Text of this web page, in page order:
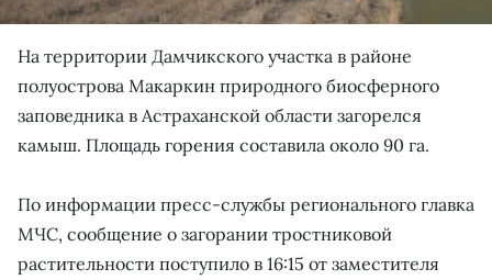
На территории Дамчикского участка в районе
полуострова Макаркин природного биосферного
заповедника в Астраханской области загорелся
камыш. Площадь горения составила около 90 га.
По информации пресс-службы регионального главка
МЧС, сообщение о загорании тростниковой
растительности поступило в 16:15 от заместителя